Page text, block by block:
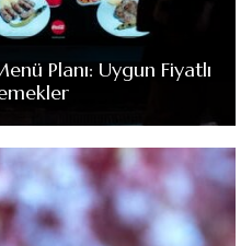
Planı: Uygun Fiyatlı